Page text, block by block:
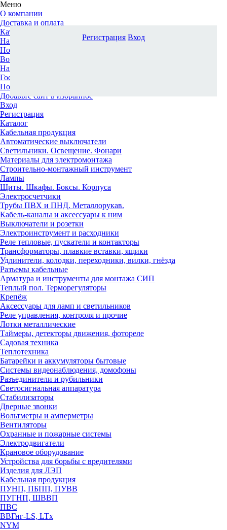
Меню
О компании
Доставка и оплата
Каталог
Наши офисы
Новости и новинки
Вопрос-ответ
Наша команда
Гос. заказчикам
Поставщикам
Добавьте сайт в избранное
Вход
Регистрация
Каталог
Кабельная продукция
Автоматические выключатели
Светильники. Освещение. Фонари
Материалы для электромонтажа
Строительно-монтажный инструмент
Лампы
Щиты. Шкафы. Боксы. Корпуса
Электросчетчики
Трубы ПВХ и ПНД. Металлорукав.
Кабель-каналы и аксессуары к ним
Выключатели и розетки
Электроинструмент и расходники
Реле тепловые, пускатели и контакторы
Трансформаторы, плавкие вставки, ящики
Удлинители, колодки, переходники, вилки, гнёзда
Разъемы кабельные
Арматура и инструменты для монтажа СИП
Теплый пол. Терморегуляторы
Крепёж
Аксессуары для ламп и светильников
Реле управления, контроля и прочие
Лотки металлические
Таймеры, детекторы движения, фотореле
Садовая техника
Теплотехника
Батарейки и аккумуляторы бытовые
Системы видеонаблюдения, домофоны
Разъединители и рубильники
Светосигнальная аппаратура
Стабилизаторы
Дверные звонки
Вольтметры и амперметры
Вентиляторы
Охранные и пожарные системы
Электродвигатели
Крановое оборудование
Устройства для борьбы с вредителями
Изделия для ЛЭП
Кабельная продукция
ПУНП, ПБПП, ПУВВ
ПУГНП, ШВВП
ПВС
ВВГнг-LS, LTx
NYM
Регистрация Вход